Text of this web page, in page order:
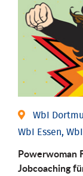
WbI
WbI Essen,
Powerwoman
Job­coaching